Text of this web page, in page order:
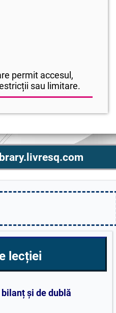
permit accesul,
sau limitare.
lecției
și de dublă